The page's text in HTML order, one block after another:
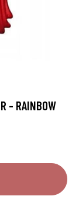
- RAINBOW